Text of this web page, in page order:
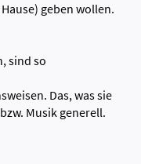
geben wollen.
sind so
Das, was sie
Musik generell.